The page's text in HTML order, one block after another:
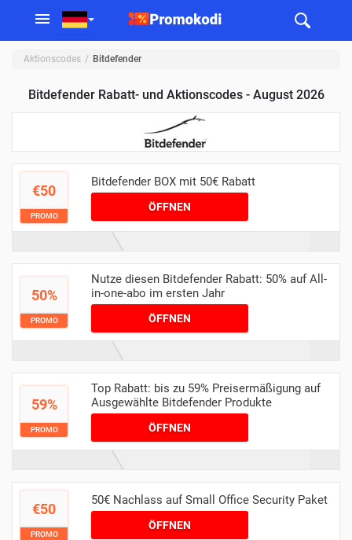
Aktionscodes Bitdefender
Bitdefender Rabatt- und Aktionscodes - August 2026
€50
PROMO
Bitdefender BOX mit 50€ Rabatt
ÖFFNEN
50%
PROMO
Nutze diesen Bitdefender Rabatt: 50% auf All-
in-one-abo im ersten Jahr
ÖFFNEN
59%
PROMO
Top Rabatt: bis zu 59% Preisermäßigung auf
Ausgewählte Bitdefender Produkte
ÖFFNEN
€50
PROMO
50€ Nachlass auf Small Office Security Paket
ÖFFNEN